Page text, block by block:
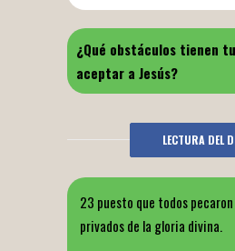
¿Qué obstáculos tienen
aceptar a Jesús?
LECTURA DEL
23 puesto que todos
privados de la gloria divina.